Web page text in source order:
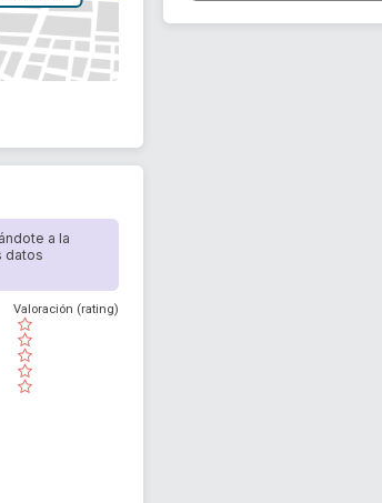
a la
datos
( )
( )
( )
( )
( )
Valoración (rating)